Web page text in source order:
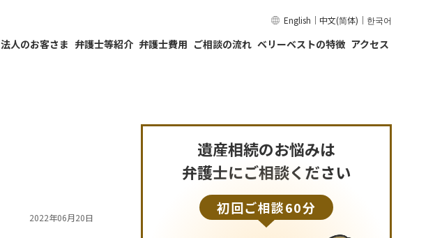
English ｜ 中文(简体) ｜ 한국어
法人のお客さま 弁護士等紹介 弁護士費用 ご相談の流れ ベリーベストの特徴 アクセス
2022年06月20日
遺産相続のお悩みは
弁護士にご相談ください
初回ご相談60分